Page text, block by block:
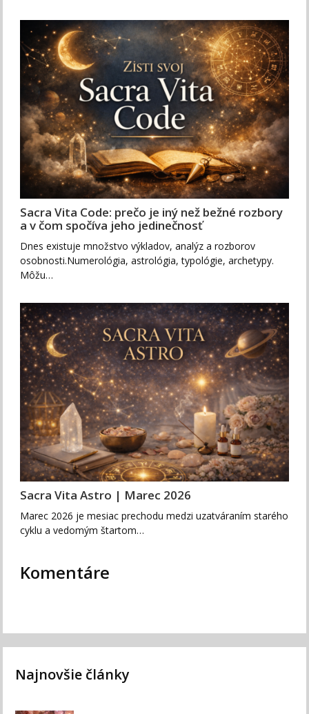
Sacra Vita Code: prečo je iný než bežné rozbory
a v čom spočíva jeho jedinečnosť
Dnes existuje množstvo výkladov, analýz a rozborov
osobnosti.Numerológia, astrológia, typológie, archetypy.
Môžu…
Sacra Vita Astro | Marec 2026
Marec 2026 je mesiac prechodu medzi uzatváraním starého
cyklu a vedomým štartom…
Komentáre
Najnovšie články